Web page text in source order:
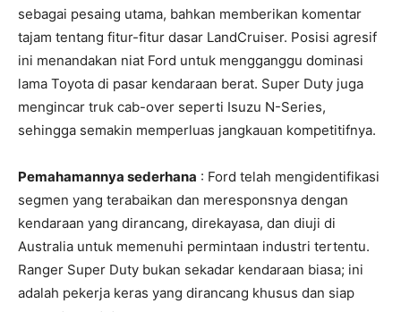
sebagai pesaing utama, bahkan memberikan komentar
tajam tentang fitur-fitur dasar LandCruiser. Posisi agresif
ini menandakan niat Ford untuk mengganggu dominasi
lama Toyota di pasar kendaraan berat. Super Duty juga
mengincar truk cab-over seperti Isuzu N-Series,
sehingga semakin memperluas jangkauan kompetitifnya.
Pemahamannya sederhana : Ford telah mengidentifikasi
segmen yang terabaikan dan meresponsnya dengan
kendaraan yang dirancang, direkayasa, dan diuji di
Australia untuk memenuhi permintaan industri tertentu.
Ranger Super Duty bukan sekadar kendaraan biasa; ini
adalah pekerja keras yang dirancang khusus dan siap